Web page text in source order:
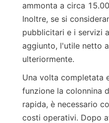
ammonta a circa
Inoltre, se si
pubblicitari e i servizi
aggiunto, l'utile netto
ulteriormente.
Una volta completata
funzione la colonnina
rapida, è necessario
costi operativi. Dopo